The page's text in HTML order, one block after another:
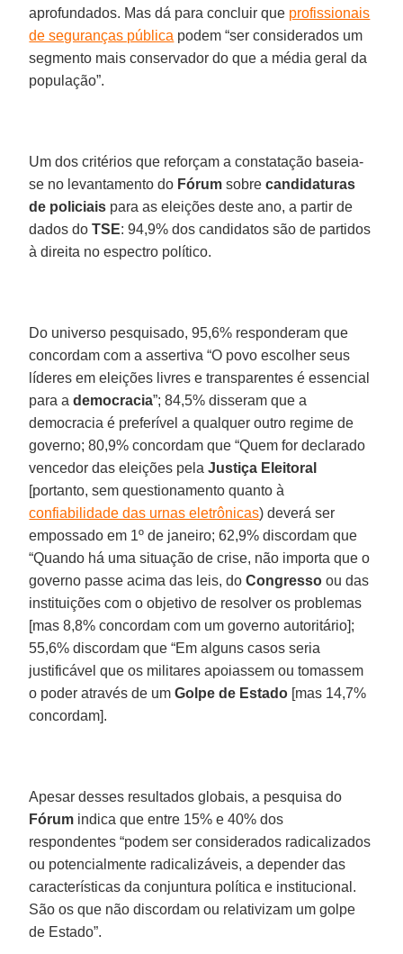
aprofundados. Mas dá para concluir que profissionais
de seguranças pública podem “ser considerados um
segmento mais conservador do que a média geral da
população”.
Um dos critérios que reforçam a constatação baseia-
se no levantamento do Fórum sobrecandidaturas
de policiais para as eleições deste ano, a partir de
dados doTSE: 94,9% dos candidatos são de partidos
à direita no espectro político.
Do universo pesquisado, 95,6% responderam que
concordam com a assertiva “O povo escolher seus
líderes em eleições livres e transparentes é essencial
para ademocracia”; 84,5% disseram que a
democracia é preferível a qualquer outro regime de
governo; 80,9% concordam que “Quem for declarado
vencedor das eleições pelaJustiça Eleitoral
[portanto, sem questionamento quanto à
confiabilidade das urnas eletrônicas) deverá ser
empossado em 1º de janeiro; 62,9% discordam que
“Quando há uma situação de crise, não importa que o
governo passe acima das leis, doCongresso ou das
instituições com o objetivo de resolver os problemas
[mas 8,8% concordam com um governo autoritário];
55,6% discordam que “Em alguns casos seria
justificável que os militares apoiassem ou tomassem
o poder através de umGolpe de Estado [mas 14,7%
concordam].
Apesar desses resultados globais, a pesquisa do
Fórum indica que entre 15% e 40% dos
respondentes “podem ser considerados radicalizados
ou potencialmente radicalizáveis, a depender das
características da conjuntura política e institucional.
São os que não discordam ou relativizam um golpe
de Estado”.